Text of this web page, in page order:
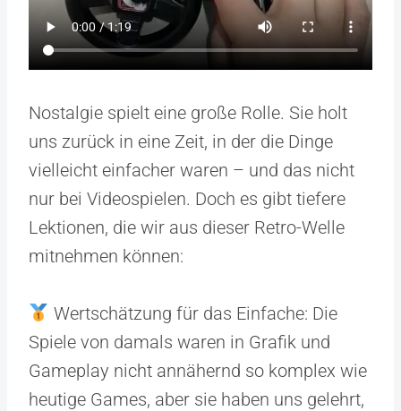
Nostalgie spielt eine große Rolle. Sie holt
uns zurück in eine Zeit, in der die Dinge
vielleicht einfacher waren – und das nicht
nur bei Videospielen. Doch es gibt tiefere
Lektionen, die wir aus dieser Retro-Welle
mitnehmen können:
Wertschätzung für das Einfache: Die
Spiele von damals waren in Grafik und
Gameplay nicht annähernd so komplex wie
heutige Games, aber sie haben uns gelehrt,